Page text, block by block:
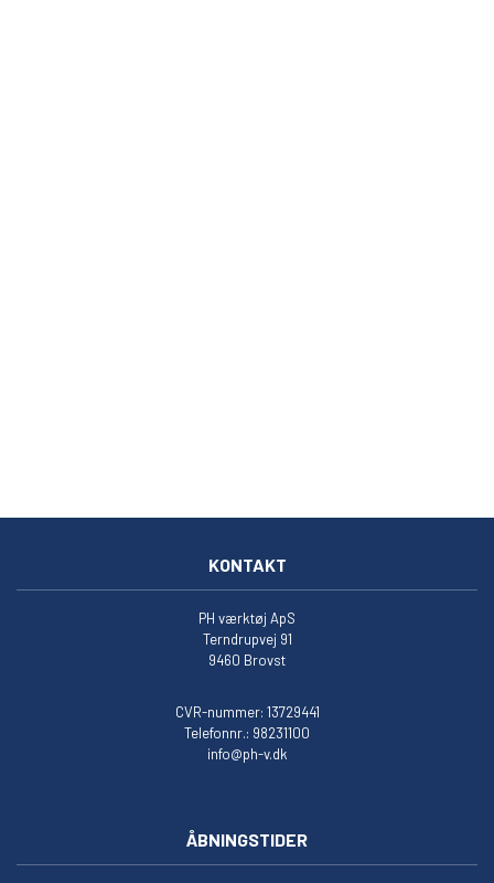
KONTAKT
PH værktøj ApS
Terndrupvej 91
9460 Brovst
CVR-nummer: 13729441
Telefonnr.: 98231100
info@ph-v.dk
ÅBNINGSTIDER